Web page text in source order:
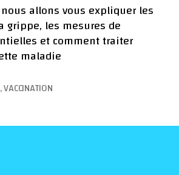
allons vous expliquer les
grippe, les mesures de
et comment traiter
maladie
,VACCINATION